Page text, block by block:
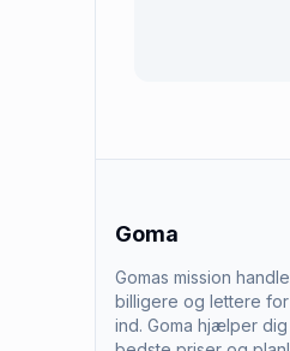
Goma
Gomas mission
billigere og lettere
ind. Goma hjælper